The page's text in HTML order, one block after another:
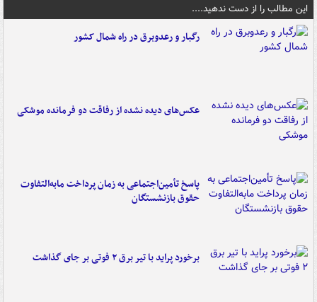
این مطالب را از دست ندهید....
رگبار و رعدوبرق در راه شمال کشور
عکس‌های دیده نشده از رفاقت دو فرمانده‌ موشکی
پاسخ تأمین‌اجتماعی به زمان پرداخت مابه‌التفاوت
حقوق بازنشستگان
برخورد پراید با تیر برق ۲ فوتی بر جای گذاشت